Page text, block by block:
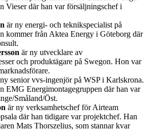
Vieser där han var försäljningschef i
är ny energi- och teknikspecialist på
kommer från Aktea Energy i Göteborg där
är ny utvecklare av
och produktägare på Swegon. Hon var
senior vvs-ingenjör på WSP i Karlskrona.
EMG Energimontagegruppen där han var
Småland/Öst.
är ny verksamhetschef för Airteam
där han tidigare var projektchef. Han
Mats Thorszelius, som stannar kvar